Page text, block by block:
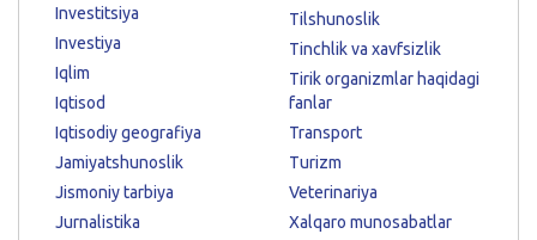
Investitsiya
Investiya
Iqlim
Iqtisod
Iqtisodiy geografiya
Jamiyatshunoslik
Jismoniy tarbiya
Jurnalistika
Tilshunoslik
Tinchlik va xavfsizlik
Tirik organizmlar haqidagi
fanlar
Transport
Turizm
Veterinariya
Xalqaro munosabatlar